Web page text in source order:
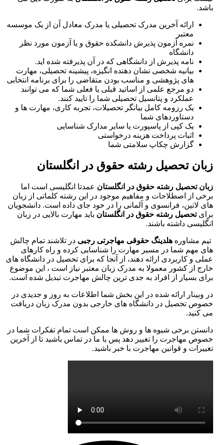
باشد.
ارائه آخرین مدرک تحصیلی یا مدرک معادل آن از یک موسسه
معتبر
نمره آزمون پذیرش دانشکده حقوق و یا آزمون مورد نظر
دانشگاه
نامه پذیرش از دانشگاهی که در آن پذیرفته شده اید.
بیانیه شخصی نشان دهنده انگیزه، پیشینه تحصیلی، مهارت
های پژوهشی و مناسب بودن متقاضی را برای برنامه انتخابی
دو مرجع علمی از اساتید قبلی یا فعلی شما که می توانند
عملکرد و پتانسیل تحصیلی شما را تایید کنند.
یک رزومه کامل بیانگر تحصیلات، تجربه کاری، مهارت ها و
دستاوردهای شما
یک کپی از پاسپورت یا سایر مدارک شناسایی
اثبات پرداخت هزینه درخواستی
گزارش چکاپ سلامتی شما
زبان تحصیل رشته حقوق در انگلستان
زبان تحصیل رشته حقوق در انگلستان عمدتا انگلیسی است اما
برخی از اصطلاحات و مفاهیم موجود در این رشته کلماتی از زبان
های لاتین، فرانسوی و آلمانی را در خود جای داده است. دانشجویان
برایتحصیل رشته حقوق در انگلستان باید مهارت بالایی در زبان
انگلیسی داشته باشند.
تیم مشاوره هلدینگ حقوقی مهاجرتی رجبی در تلاشند تمام چالش
های مهم شما در مسیر مهارت را شناسایی کرده و راه کارهای
عملی و کاربردی ارائه دهند، از آنجا که برای تحصیل در دانشگاه های
خارج از کشور معمولا به مدرک زبان معتبر نیاز است ، این موضوع
برای بسیار از افراد به جدی ترین چالش مهاجرت تبدیل شده است.
در وبینار ارائه شده در این بخش شما اطلاعات به روز و جدیدی در
خصوص تحصیل در دانشگاه های خارجی بدون مدرک زبان دریافت
می کنید.
دانستن برخی شیوه ها و روش ها ممکن است تمام تفکرات شما در
خصوص مهاجرت را تغییر دهد پس با ما در تماس باشید تا از آخرین
تغییرات و قوانین مهاجرت با خبر باشید.